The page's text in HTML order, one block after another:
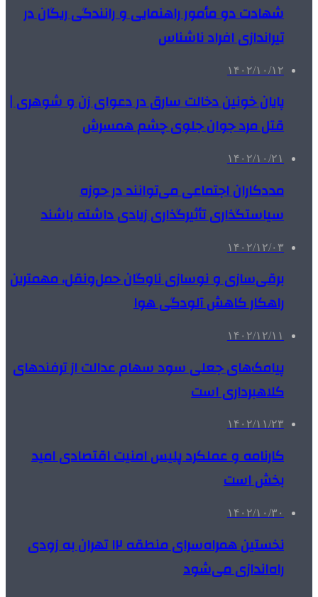
شهادت دو مأمور راهنمایی و رانندگی ریگان در
تیراندازی افراد ناشناس
۱۴۰۲/۱۰/۱۲
پایان خونین دخالت سارق در دعوای زن و شوهری |
قتل مرد جوان جلوی چشم همسرش
۱۴۰۲/۱۰/۲۱
مددکاران اجتماعی می‌توانند در حوزه
سیاستگذاری تأثیرگذاری زیادی داشته باشند
۱۴۰۲/۱۲/۰۳
برقی‌سازی و نوسازی ناوگان حمل‌ونقل، مهمترین
راهکار کاهش آلودگی هوا
۱۴۰۲/۱۲/۱۱
پیامک‌های جعلی سود سهام عدالت از ترفندهای
کلاهبرداری است
۱۴۰۲/۱۱/۲۳
کارنامه و عملکرد پلیس امنیت اقتصادی امید
بخش است
۱۴۰۲/۱۰/۳۰
نخستین همراه‌سرای منطقه ۱۲ تهران به زودی
راه‌اندازی می‌شود